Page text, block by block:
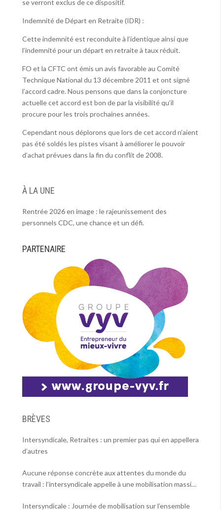
se verront exclus de ce dispositif.
Indemnité de Départ en Retraite (IDR) :
Cette indemnité est reconduite à l’identique ainsi que
l’indemnité pour un départ en retraite à taux réduit.
FO et la CFTC ont émis un avis favorable au Comité
Technique National du 13 décembre 2011 et ont signé
l’accord cadre. Nous pensons que dans la conjoncture
actuelle cet accord est bon de par la visibilité qu’il
procure pour les trois prochaines années.
Cependant nous déplorons que lors de cet accord n’aient
pas été soldés les pistes visant à améliorer le pouvoir
d’achat prévues dans la fin du conflit de 2008.
À LA UNE
Rentrée 2026 en image : le rajeunissement des
personnels CDC, une chance et un défi.
PARTENAIRE
BRÈVES
Intersyndicale, Retraites : un premier pas qui en appellera
d’autres
Aucune réponse concrète aux attentes du monde du
travail : l’intersyndicale appelle à une mobilisation massive
Intersyndicale : Journée de mobilisation sur l’ensemble